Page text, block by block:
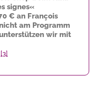
signes«
€ an François
am Programm
wir mit
[3]